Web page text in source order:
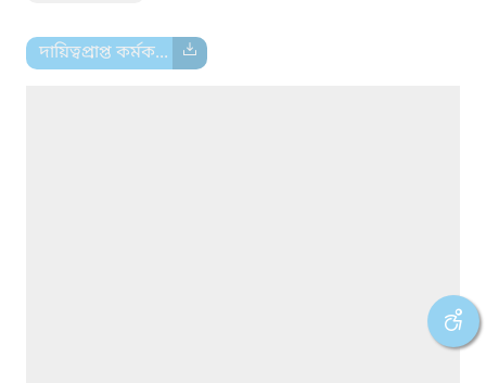
দায়িত্বপ্রাপ্ত কর্মক...